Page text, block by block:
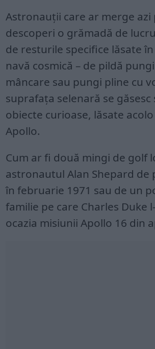
Astronauții care ar merge azi
descoperi o grămadă de
de resturile specifice lăsate
navă cosmică – de pildă
mâncare sau pungi pline cu
suprafața selenară se găsesc
obiecte curioase, lăsate
Apollo.
Cum ar fi două mingi de golf
astronautul Alan Shepard de
în februarie 1971 sau de un
familie pe care Charles Duke
ocazia misiunii Apollo 16 din